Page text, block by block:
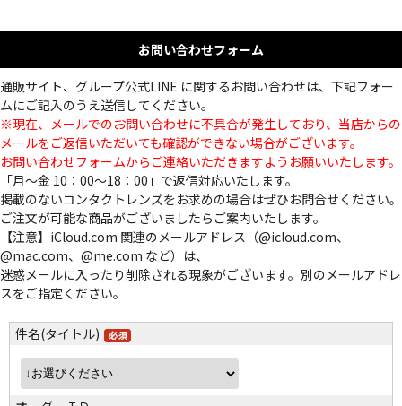
お問い合わせフォーム
通販サイト、グループ公式LINE に関するお問い合わせは、下記フォー
ムにご記入のうえ送信してください。
※現在、メールでのお問い合わせに不具合が発生しており、当店からの
メールをご返信いただいても確認ができない場合がございます。
お問い合わせフォームからご連絡いただきますようお願いいたします。
「月～金 10：00～18：00」で返信対応いたします。
掲載のないコンタクトレンズをお求めの場合はぜひお問合せください。
ご注文が可能な商品がございましたらご案内いたします。
【注意】iCloud.com 関連のメールアドレス（@icloud.com、
@mac.com、@me.com など）は、
迷惑メールに入ったり削除される現象がございます。別のメールアドレ
スをご指定ください。
件名(タイトル)